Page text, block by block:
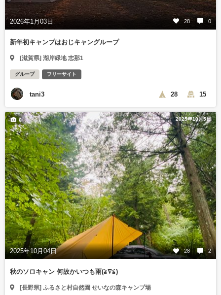
2026年1月03日 28 0
新年初キャンプはおじキャングループ
[滋賀県] 湖岸緑地 志那1
グループ フリーサイト
tani3 28 15
2025年10月5日
2025年10月04日 28 2
6
秋のソロキャン 何故かいつも雨(≧∇≦)
[長野県] ふるさと村自然園 せいなの森キャンプ場